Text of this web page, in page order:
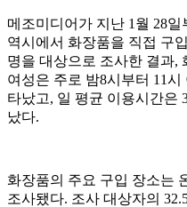
메조미디어가 지난 1월 28
역시에서 화장품을 직접 구
명을 대상으로 조사한 결과,
여성은 주로 밤8시부터 11
타났고, 일 평균 이용시간은
났다.
화장품의 주요 구입 장소는
조사됐다. 조사 대상자의